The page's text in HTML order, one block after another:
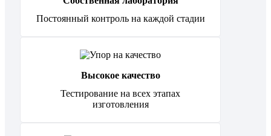
Постоянный контроль на каждой стадии
Высокое качество
Тестирование на всех этапах
изготовления